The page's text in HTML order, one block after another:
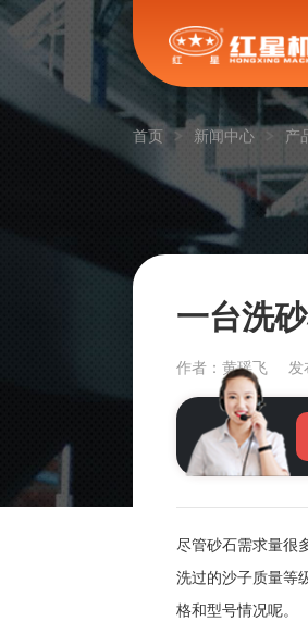
首页 新闻中心 产
一台洗
作者：黄瑶飞 发
尽管砂石需求量很
洗过的沙子质量等
格和型号情况呢。